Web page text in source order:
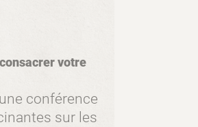
votre
conférence
sur les